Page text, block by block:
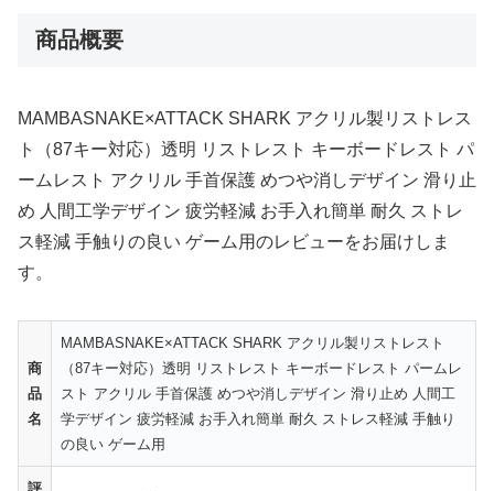
商品概要
MAMBASNAKE×ATTACK SHARK アクリル製リストレス
ト（87キー対応）透明 リストレスト キーボードレスト パ
ームレスト アクリル 手首保護 めつや消しデザイン 滑り止
め 人間工学デザイン 疲労軽減 お手入れ簡単 耐久 ストレ
ス軽減 手触りの良い ゲーム用のレビューをお届けしま
す。
商
品
名
MAMBASNAKE×ATTACK SHARK アクリル製リストレスト
（87キー対応）透明 リストレスト キーボードレスト パームレ
スト アクリル 手首保護 めつや消しデザイン 滑り止め 人間工
学デザイン 疲労軽減 お手入れ簡単 耐久 ストレス軽減 手触り
の良い ゲーム用